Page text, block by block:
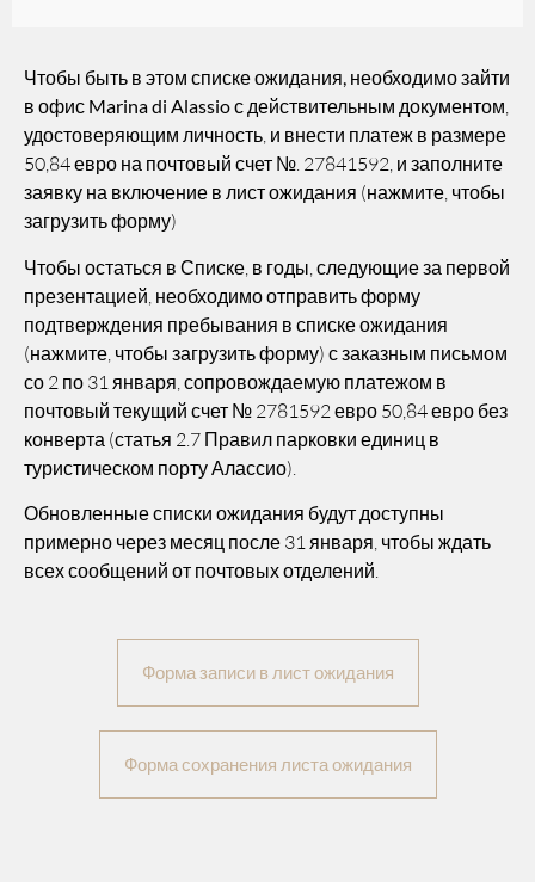
Чтобы быть в этом списке ожидания, необходимо зайти
в офис Marina di Alassioс действительным документом,
удостоверяющим личность, и внести платеж в размере
50,84 евро на почтовый счет №. 27841592, и заполните
заявку на включение в лист ожидания (нажмите, чтобы
загрузить форму)
Чтобы остаться в Списке , в годы, следующие за первой
презентацией, необходимо отправить форму
подтверждения пребывания в списке ожидания
(нажмите, чтобы загрузить форму) с заказным письмом
со 2 по 31 января, сопровождаемую платежом в
почтовый текущий счет № 2781592 евро 50,84 евро без
конверта (статья 2.7 Правил парковки единиц в
туристическом порту Алассио).
Обновленные списки ожидания будут доступны
примерно через месяц после 31 января, чтобы ждать
всех сообщений от почтовых отделений.
Форма записи в лист ожидания
Форма сохранения листа ожидания